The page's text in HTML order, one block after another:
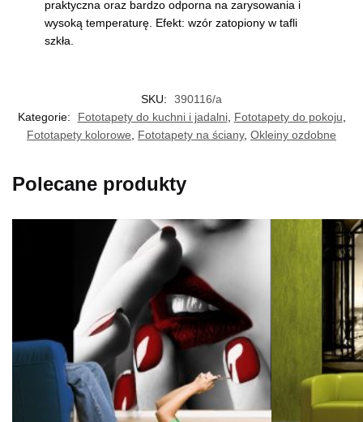
praktyczna oraz bardzo odporna na zarysowania i
wysoką temperaturę. Efekt: wzór zatopiony w tafli
szkła.
SKU:
390116/a
Kategorie:
Fototapety do kuchni i jadalni, Fototapety do pokoju
Fototapety kolorowe
Fototapety na ściany, Okleiny ozdobne
Polecane produkty